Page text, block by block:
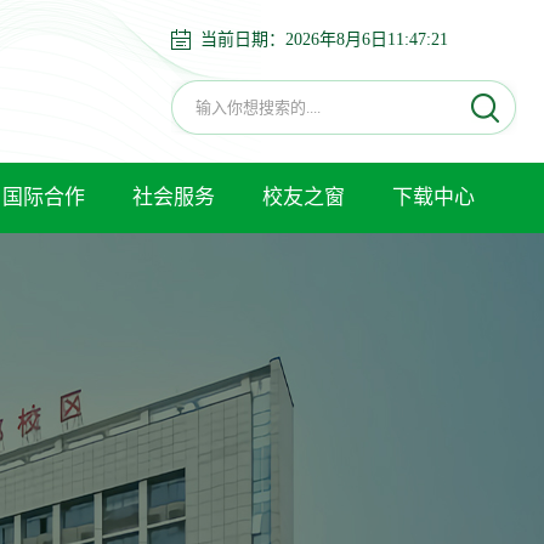
当前日期： 2026年8月6日11:47:22
国际合作 社会服务 校友之窗 下载中心